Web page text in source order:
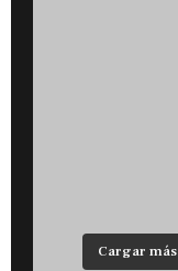
Cargar más